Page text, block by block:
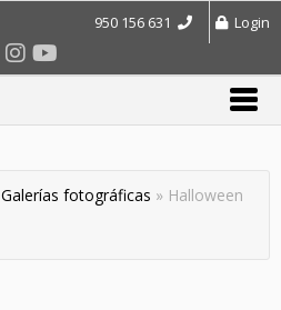
Login
950 156 631
Galerías fotográficas » Halloween